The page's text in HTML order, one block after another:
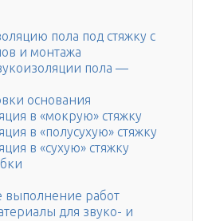
пола под стяжку с
и монтажа
пола —
основания
в «мокрую» стяжку
в «полусухую» стяжку
в «сухую» стяжку
выполнение работ
для звуко- и